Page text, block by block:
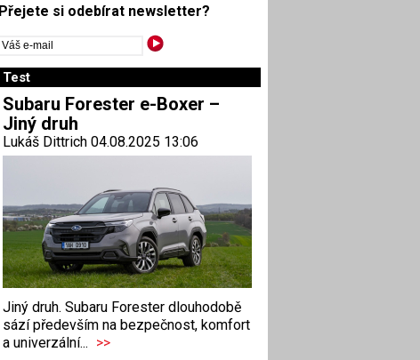
Přejete si odebírat newsletter?
Test
Subaru Forester e-Boxer –
Jiný druh
Lukáš Dittrich 04.08.2025 13:06
Jiný druh. Subaru Forester dlouhodobě
sází především na bezpečnost, komfort
a univerzální... >>